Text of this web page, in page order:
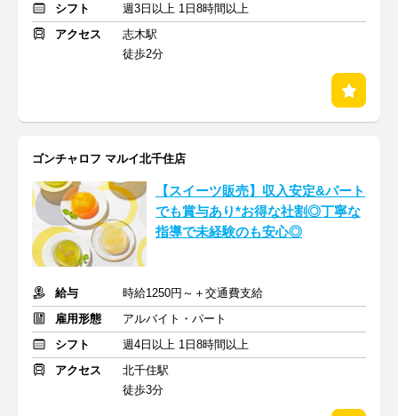
シフト
週3日以上 1日8時間以上
アクセス
志木駅
徒歩2分
ゴンチャロフ マルイ北千住店
【スイーツ販売】収入安定&パート
でも賞与あり*お得な社割◎丁寧な
指導で未経験のも安心◎
給与
時給1250円～＋交通費支給
雇用形態
アルバイト・パート
シフト
週4日以上 1日8時間以上
アクセス
北千住駅
徒歩3分